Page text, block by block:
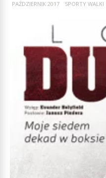
PAŹDZIERNIK 2017
SPORTY WALKI